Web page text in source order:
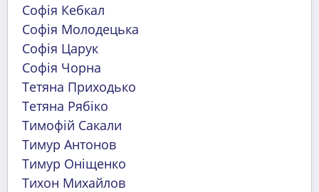
Софія Кебкал
Софія Молодецька
Софія Царук
Софія Чорна
Тетяна Приходько
Тетяна Рябіко
Тимофій Сакали
Тимур Антонов
Тимур Оніщенко
Тихон Михайлов